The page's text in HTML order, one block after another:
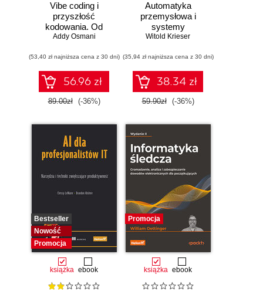
Vibe coding i
przyszłość
kodowania. Od
programisty do
Addy Osmani
(53,40 zł najniższa cena z 30 dni)
56.96 zł
89.00zł (-36%)
Automatyka
przemysłowa i
systemy
sterowania w
Witold Krieser
(35,94 zł najniższa cena z 30 dni)
38.34 zł
59.90zł (-36%)
Bestseller
Nowość
Promocja
książka ebook
Promocja
książka ebook